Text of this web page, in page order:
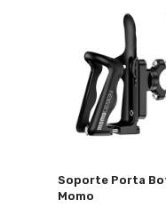
Soporte Porta
Momo